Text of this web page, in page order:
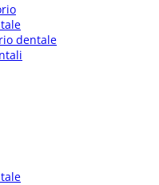
dentale